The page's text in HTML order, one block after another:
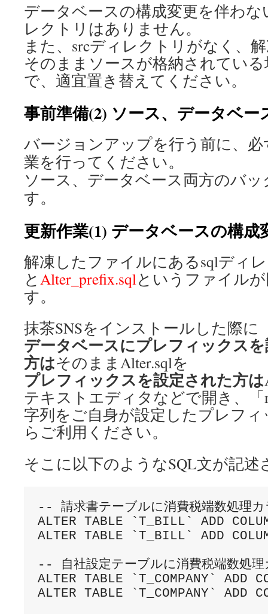
データベースの構成変更を伴わな
レクトリはありません。
また、srcディレクトリがなく、
そのままソースが格納されてい
で、適宜置き替えてください。
事前準備(2) ソース、データベ
バージョンアップを行う前に、
業を行ってください。
ソース、データベース両方のバ
す。
更新作業(1) データベースの構成
解凍したファイルにあるsqlディ
とAlter_prefix.sqlというファイル
す。
抹茶SNSをインストールした際に
データベースにプレフィックス
方はそのままAlter.sqlを
プレフィックスを設定された方は
テキストエディタなどで開き、「
字列をご自身が設定したプレフ
らご利用ください。
そこに以下のようなSQL文が記述
-- 請求書テーブルに消費税端数処理カ
ALTER TABLE `T_BILL` ADD
ALTER TABLE `T_BILL` ADD
-- 自社設定テーブルに消費税端数処理
ALTER TABLE `T_COMPANY` ADD
ALTER TABLE `T_COMPANY` ADD